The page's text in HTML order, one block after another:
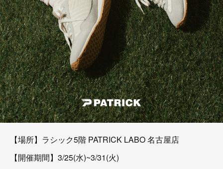
【場所】ラシック5階 PATRICK LABO 名古屋店
【開催期間】3/25(水)~3/31(火)